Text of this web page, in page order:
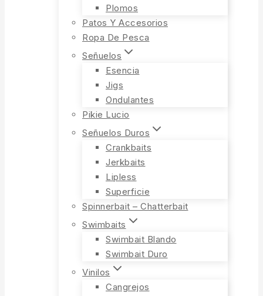
Plomos
Patos Y Accesorios
Ropa De Pesca
Señuelos
Esencia
Jigs
Ondulantes
Pikie Lucio
Señuelos Duros
Crankbaits
Jerkbaits
Lipless
Superficie
Spinnerbait – Chatterbait
Swimbaits
Swimbait Blando
Swimbait Duro
Vinilos
Cangrejos